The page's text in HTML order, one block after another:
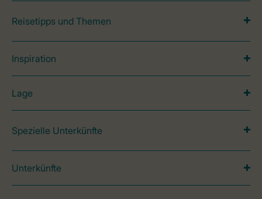
Reisetipps und Themen
Inspiration
Lage
Spezielle Unterkünfte
Unterkünfte